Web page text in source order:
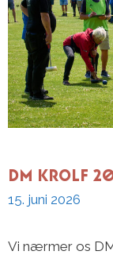
DM Krolf
15. juni 2026
Vi nærmer os